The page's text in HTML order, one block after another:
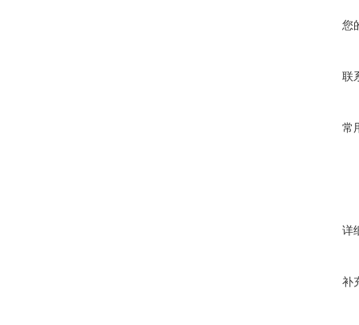
您
联
常
详
补